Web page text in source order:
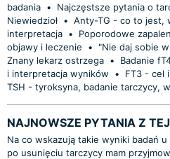
badania •
Najczęstsze pytania o
Niewiedzioł • Anty-TG - co to jest,
interpretacja •
Poporodowe
objawy i leczenie
•
"Nie daj sobie
Znany lekarz ostrzega •
Badanie
i interpretacja wyników
• FT3 - cel
TSH - tyroksyna, badanie tarczycy,
NAJNOWSZE PYTANIA Z
Na co wskazują takie wyniki badań u
po usunięciu tarczycy mam